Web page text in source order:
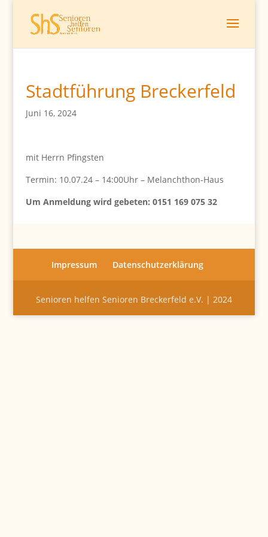
Stadtführung Breckerfeld
Juni 16, 2024
mit Herrn Pfingsten
Termin: 10.07.24 – 14:00Uhr – Melanchthon-Haus
Um Anmeldung wird gebeten: 0151 169 075 32
Impressum Datenschutzerklärung
Senioren helfen Senioren Breckerfeld e.V. | 2024